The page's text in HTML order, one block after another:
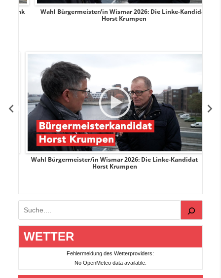
Wahl Bürgermeister/in Wismar 2026: Die Linke-Kandidat
Horst Krumpen
Wahl Bürgermeister/in Wismar 2026: Die Linke-Kandidat
Horst Krumpen
Suchen
WETTER
Fehlermeldung des Wetterproviders:
No OpenMeteo data available.